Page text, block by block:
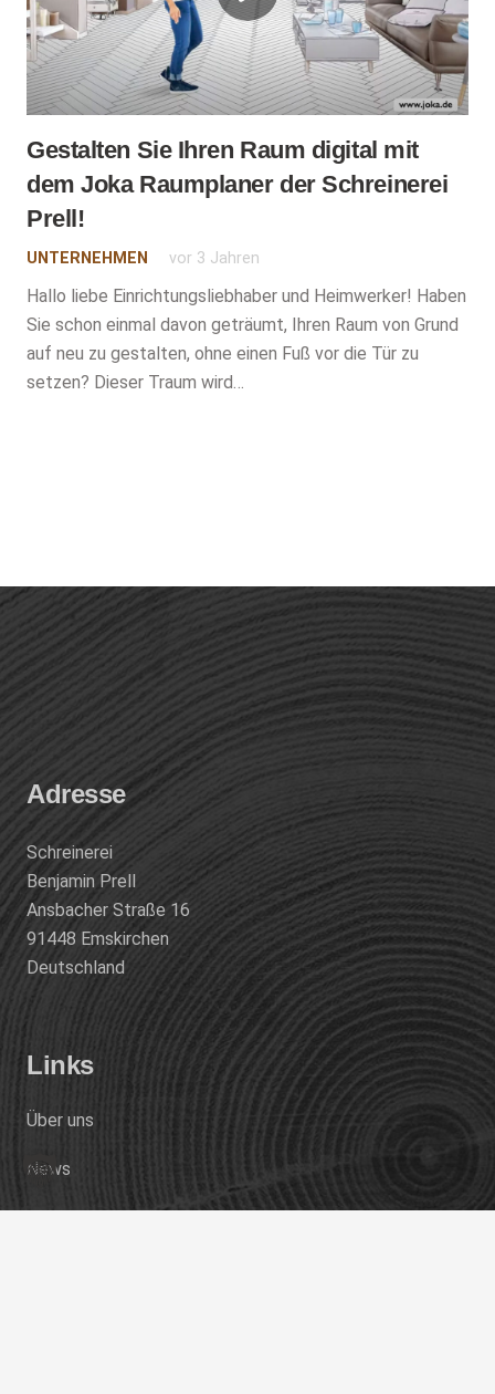
Gestalten Sie Ihren Raum digital mit
dem Joka Raumplaner der Schreinerei
Prell!
UNTERNEHMEN vor 3 Jahren
Hallo liebe Einrichtungsliebhaber und Heimwerker! Haben
Sie schon einmal davon geträumt, Ihren Raum von Grund
auf neu zu gestalten, ohne einen Fuß vor die Tür zu
setzen? Dieser Traum wird…
Adresse
Schreinerei
Benjamin Prell
Ansbacher Straße 16
91448 Emskirchen
Deutschland
Links
Über uns
News
Kontakt